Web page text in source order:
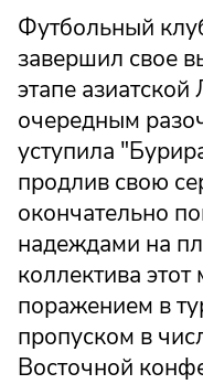
Футбольный
завершил свое
этапе
очередным
уступила
продлив свою
окончательно
надеждами на
коллектива
поражением в
пропуском в
Восточной